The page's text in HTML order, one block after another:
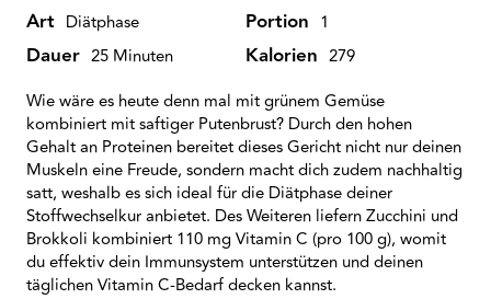
Art Diätphase Portion 1
Dauer 25 Minuten Kalorien 279
Wie wäre es heute denn mal mit grünem Gemüse
kombiniert mit saftiger Putenbrust? Durch den hohen
Gehalt an Proteinen bereitet dieses Gericht nicht nur deinen
Muskeln eine Freude, sondern macht dich zudem nachhaltig
satt, weshalb es sich ideal für die Diätphase deiner
Stoffwechselkur anbietet. Des Weiteren liefern Zucchini und
Brokkoli kombiniert 110 mg Vitamin C (pro 100 g), womit
du effektiv dein Immunsystem unterstützen und deinen
täglichen Vitamin C-Bedarf decken kannst.